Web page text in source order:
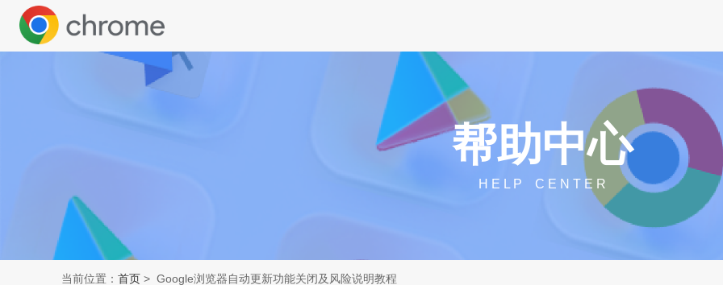
帮助中心
H E L P C E N T E R
当前位置： 首页 > Google浏览器自动更新功能关闭及风险说明教程